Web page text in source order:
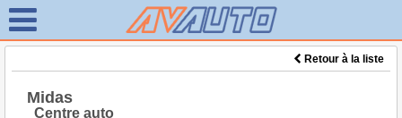
Retour à la liste
Midas
Centre auto